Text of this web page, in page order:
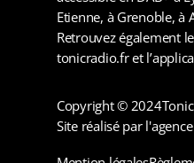
Etienne, à Grenoble, à
Retrouvez également
tonicradio.fr et
Copyright © 2024
Site réalisé par